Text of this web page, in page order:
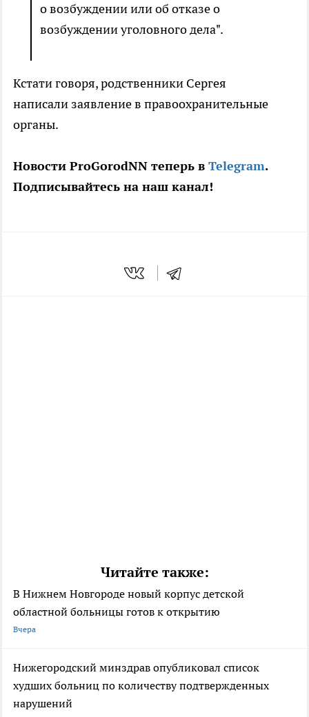
о возбуждении или об отказе о
возбуждении уголовного дела".
Кстати говоря, родственники Сергея
написали заявление в правоохранительные
органы.
Новости ProGorodNN теперь в Telegram.
Подписывайтесь на наш канал!
Читайте также:
В Нижнем Новгороде новый корпус детской
областной больницы готов к открытию
Вчера
Нижегородский минздрав опубликовал список
худших больниц по количеству подтвержденных
нарушений